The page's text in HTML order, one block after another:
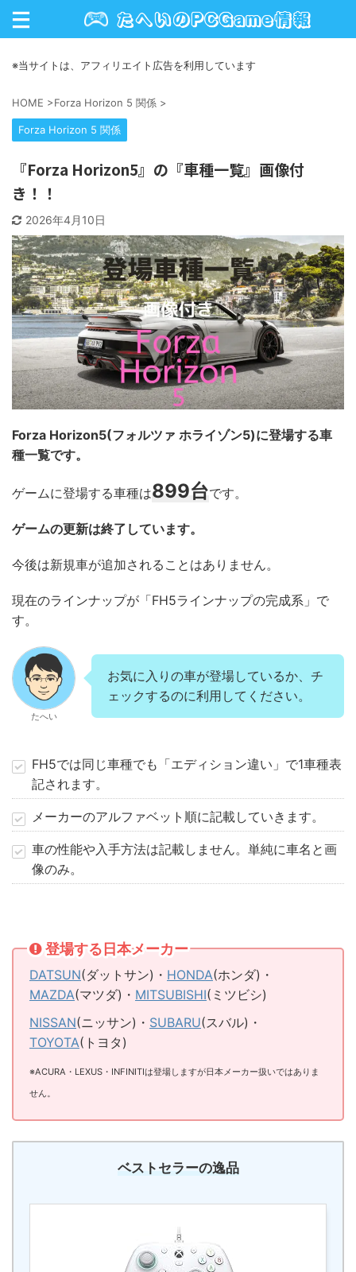
※当サイトは、アフィリエイト広告を利用しています
HOME >Forza Horizon 5 関係 >
Forza Horizon 5 関係
『Forza Horizon5』の『車種一覧』画像付
き！！
2026年4月10日
Forza Horizon5(フォルツァ ホライゾン5)に登場する車
種一覧です。
ゲームに登場する車種は899台です。
ゲームの更新は終了しています。
今後は新規車が追加されることはありません。
現在のラインナップが「FH5ラインナップの完成系」で
す。
たへい
お気に入りの車が登場しているか、チ
ェックするのに利用してください。
FH5では同じ車種でも「エディション違い」で1車種表
記されます。
メーカーのアルファベット順に記載していきます。
車の性能や入手方法は記載しません。単純に車名と画
像のみ。
登場する日本メーカー
DATSUN(ダットサン)・ HONDA(ホンダ)・
MAZDA(マツダ)・ MITSUBISHI(ミツビシ)
NISSAN(ニッサン)・ SUBARU(スバル)・
TOYOTA(トヨタ)
※ACURA・LEXUS・INFINITIは登場しますが日本メーカー扱いではありま
せん。
ベストセラーの逸品